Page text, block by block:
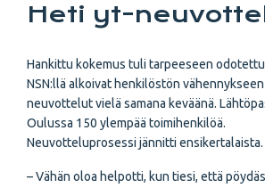
Heti yt-
Hankittu kokemus tuli tarpeeseen
NSN:llä alkoivat henkilöstön
neuvottelut vielä samana keväänä.
Oulussa 150 ylempää toimihenkilöä.
Neuvotteluprosessi jännitti ensikertalaista.
– Vähän oloa helpotti, kun tiesi, että